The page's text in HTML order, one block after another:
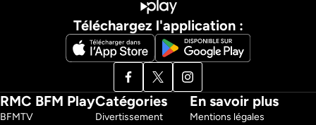
Téléchargez l'application :
RMC BFM Play
BFMTV
Catégories
Divertissement
En savoir plus
Mentions légales